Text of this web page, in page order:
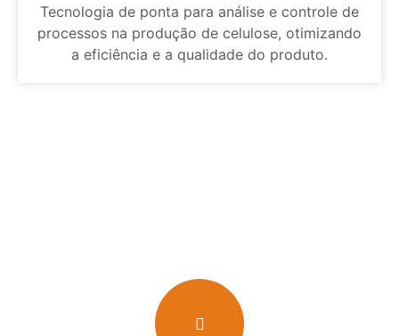
Tecnologia de ponta para análise e controle de
processos na produção de celulose, otimizando
a eficiência e a qualidade do produto.